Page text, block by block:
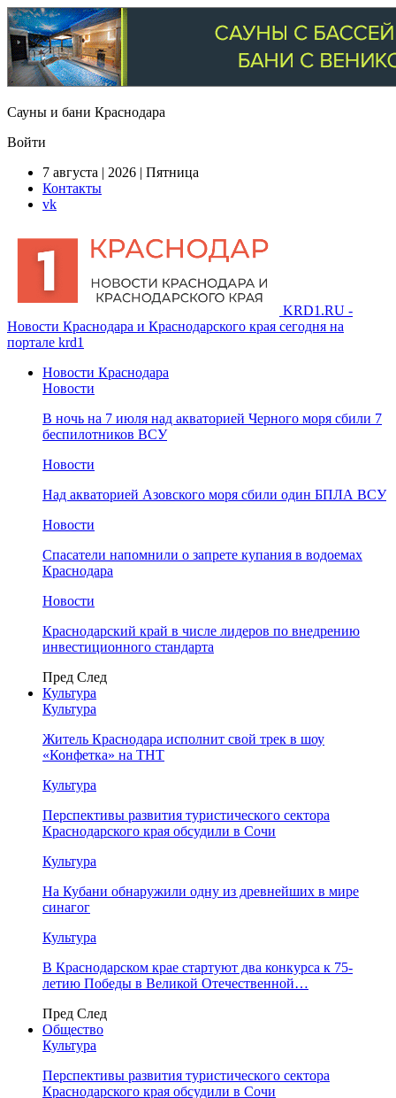
Сауны и бани Краснодара
Войти
7 августа | 2026 | Пятница
Контакты
vk
KRD1.RU -
Новости Краснодара и Краснодарского края сегодня на
портале krd1
Новости Краснодара
Новости
В ночь на 7 июля над акваторией Черного моря сбили 7
беспилотников ВСУ
Новости
Над акваторией Азовского моря сбили один БПЛА ВСУ
Новости
Спасатели напомнили о запрете купания в водоемах
Краснодара
Новости
Краснодарский край в числе лидеров по внедрению
инвестиционного стандарта
Пред След
Культура
Культура
Житель Краснодара исполнит свой трек в шоу
«Конфетка» на ТНТ
Культура
Перспективы развития туристического сектора
Краснодарского края обсудили в Сочи
Культура
На Кубани обнаружили одну из древнейших в мире
синагог
Культура
В Краснодарском крае стартуют два конкурса к 75-
летию Победы в Великой Отечественной…
Пред След
Общество
Культура
Перспективы развития туристического сектора
Краснодарского края обсудили в Сочи